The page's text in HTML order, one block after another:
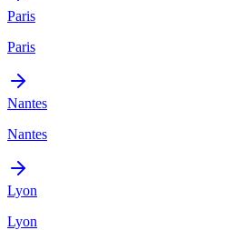
Paris
Paris
Nantes
Nantes
Lyon
Lyon